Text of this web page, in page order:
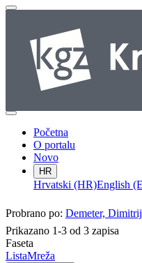
Početna
O portalu
Novo
HR
Hrvatski (HR)English
Probrano po: Demeter,
Prikazano 1-3 od 3 zapisa
Faseta
ListaMreža